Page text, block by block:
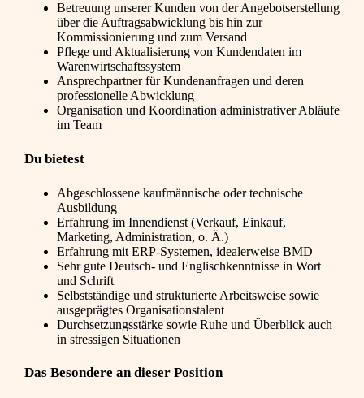
Betreuung unserer Kunden von der Angebotserstellung
über die Auftragsabwicklung bis hin zur
Kommissionierung und zum Versand
Pflege und Aktualisierung von Kundendaten im
Warenwirtschaftssystem
Ansprechpartner für Kundenanfragen und deren
professionelle Abwicklung
Organisation und Koordination administrativer Abläufe
im Team
Du bietest
Abgeschlossene kaufmännische oder technische
Ausbildung
Erfahrung im Innendienst (Verkauf, Einkauf,
Marketing, Administration, o. Ä.)
Erfahrung mit ERP-Systemen, idealerweise BMD
Sehr gute Deutsch- und Englischkenntnisse in Wort
und Schrift
Selbstständige und strukturierte Arbeitsweise sowie
ausgeprägtes Organisationstalent
Durchsetzungsstärke sowie Ruhe und Überblick auch
in stressigen Situationen
Das Besondere an dieser Position